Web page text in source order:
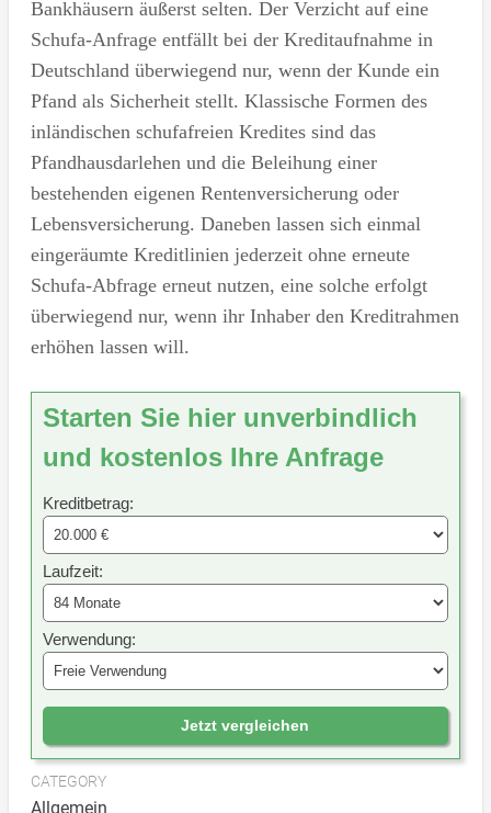
Bankhäusern äußerst selten. Der Verzicht auf eine
Schufa-Anfrage entfällt bei der Kreditaufnahme in
Deutschland überwiegend nur, wenn der Kunde ein
Pfand als Sicherheit stellt. Klassische Formen des
inländischen schufafreien Kredites sind das
Pfandhausdarlehen und die Beleihung einer
bestehenden eigenen Rentenversicherung oder
Lebensversicherung. Daneben lassen sich einmal
eingeräumte Kreditlinien jederzeit ohne erneute
Schufa-Abfrage erneut nutzen, eine solche erfolgt
überwiegend nur, wenn ihr Inhaber den Kreditrahmen
erhöhen lassen will.
Starten Sie hier unverbindlich
und kostenlos Ihre Anfrage
Kreditbetrag:
Laufzeit:
Verwendung:
Jetzt vergleichen
CATEGORY
Allgemein